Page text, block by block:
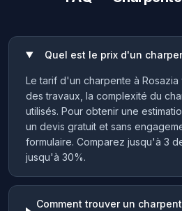
Quel est le prix d'un
Le tarif d'un charpente à Rosazia
des travaux, la complexité du
utilisés. Pour obtenir une
un devis gratuit et sans
formulaire. Comparez jusqu'à 3
jusqu'à 30%.
Comment trouver un